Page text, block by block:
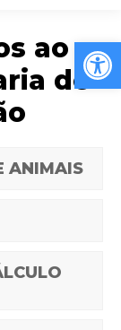
ao
de
ANIMAIS